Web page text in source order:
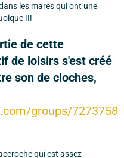
les mares qui ont une
!!!
de cette
de loisirs s'est créé
son de cloches,
groups/7273758
qui est assez